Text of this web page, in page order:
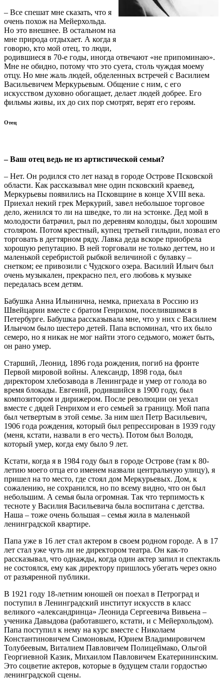
– Все спешат мне сказать, что я
очень похож на Мейерхольда.
Но это внешнее. В остальном на
мне природа отдыхает. А когда я
говорю, кто мой отец, то люди,
родившиеся в 70-е годы, иногда отвечают «не припоминаю».
Мне не обидно, потому что это суета, столь чуждая моему
отцу. Но мне жаль людей, обделенных встречей с Василием
Васильевичем Меркурьевым. Общение с ним, с его
искусством духовно обогащает, делает людей добрее. Его
фильмы живы, их до сих пор смотрят, верят его героям.
Отец
– Ваш отец ведь не из артистической семьи?
– Нет. Он родился сто лет назад в городе Острове Псковской
области. Как рассказывал мне один псковский краевед,
Меркурьевы появились на Псковщине в конце XVIII века.
Приехал некий грек Меркурий, завел небольшое торговое
дело, женился то ли на шведке, то ли на эстонке. Дед мой в
молодости батрачил, рыл по деревням колодцы, был хорошим
столяром. Потом крестный, купец третьей гильдии, позвал его
торговать в дегтярном ряду. Лавка деда вскоре приобрела
хорошую репутацию. В ней торговали не только дегтем, но и
маленькой серебристой рыбкой величиной с булавку –
снетком; ее привозили с Чудского озера. Василий Ильич был
очень музыкален, прекрасно пел, его любовь к музыке
передалась всем детям.
Бабушка Анна Ильинична, немка, приехала в Россию из
Швейцарии вместе с братом Генрихом, поселившимся в
Петербурге. Бабушка рассказывала мне, что у них с Василием
Ильичом было шестеро детей. Папа вспоминал, что их было
семеро, но я никак не мог найти этого седьмого, может быть,
он рано умер.
Старший, Леонид, 1896 года рождения, погиб на фронте
Первой мировой войны. Александр, 1898 года, был
директором хлебозавода в Ленинграде и умер от голода во
время блокады. Евгений, родившийся в 1900 году, был
композитором и дирижером. После революции он уехал
вместе с дядей Генрихом и его семьей за границу. Мой папа
был четвертым в этой семье. За ним шел Петр Васильевич,
1906 года рождения, который был репрессирован в 1939 году
(меня, кстати, назвали в его честь). Потом был Володя,
который умер, когда ему было 9 лет.
Кстати, когда я в 1984 году был в городе Острове (там к 80-
летию моего отца его именем назвали центральную улицу), я
пришел на то место, где стоял дом Меркурьевых. Дом, к
сожалению, не сохранился, но по всему видно, что он был
небольшим. А семья была огромная. Так что терпимость к
тесноте у Василия Васильевича была воспитана с детства.
Наша – тоже очень большая – семья жила в маленькой
ленинградской квартире.
Папа уже в 16 лет стал актером в своем родном городе. А в 17
лет стал уже чуть ли не директором театра. Он как-то
рассказывал, что однажды, когда один актер запил и спектакль
не состоялся, ему как директору пришлось убегать через окно
от разъяренной публики.
В 1921 году 18-летним юношей он поехал в Петроград и
поступил в Ленинградский институт искусств в класс
великого «александринца» Леонида Сергеевича Вивьена –
ученика Давыдова (работавшего, кстати, и с Мейерхольдом).
Папа поступил к нему на курс вместе с Николаем
Константиновичем Симоновым, Юрием Владимировичем
Толубеевым, Виталием Павловичем Полицеймако, Ольгой
Георгиевной Казик, Михаилом Павловичем Екатерининским.
Это соцветие актеров, которые в будущем стали гордостью
ленинградской сцены.